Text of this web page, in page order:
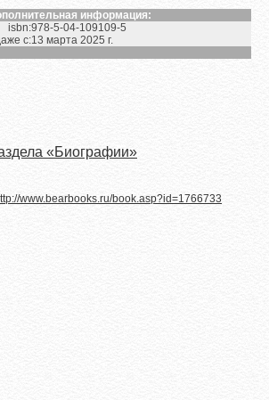
информация:
isbn:978-5-04-109109-5
с:13 марта 2025 г.
«Биографии»
www.bearbooks.ru/book.asp?id=1766733